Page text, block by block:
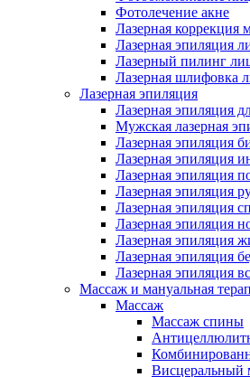
Фотолечение акне
Лазерная коррекция
Лазерная эпиляция
Лазерный пилинг
Лазерная шлифовка
Лазерная эпиляция
Лазерная эпиляция
Мужская лазерная
Лазерная эпиляция
Лазерная эпиляция
Лазерная эпиляция
Лазерная эпиляция
Лазерная эпиляция
Лазерная эпиляция
Лазерная эпиляция
Лазерная эпиляция
Лазерная эпиляция
Массаж и мануальная
Массаж
Массаж спины
Висцеральный